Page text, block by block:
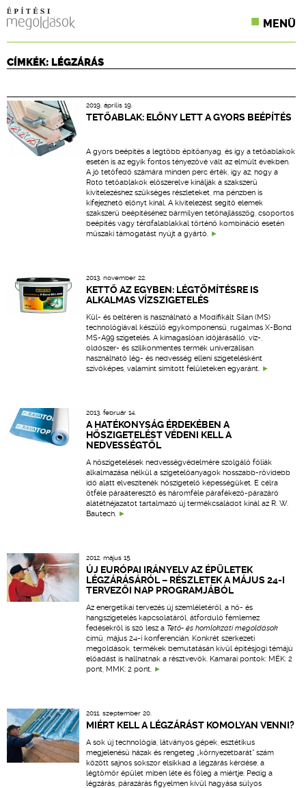
MENÜ
KONFERENCIÁK
CPR TERMÉKKIÍRÁS
ONLINE KÉPZÉSEK
TERVEZÉSI SEGÉDLETEK
CÍMKÉK: LÉGZÁRÁS
2019. április 19.
TETŐABLAK: ELŐNY LETT A GYORS BEÉPÍTÉS
A gyors beépítés a legtöbb építőanyag, és így a tetőablakok
esetén is az egyik fontos tényezővé vált az elmúlt években.
A jó tetőfedő számára minden perc érték, így az, hogy a
Roto tetőablakok előszerelve kínálják a szakszerű
kivitelezéshez szükséges részleteket, ma pénzben is
kifejezhető előnyt kínál. A kivitelezést segítő elemek
szakszerű beépítéséhez bármilyen tetőhajlásszög, csoportos
beépítés vagy térdfalablakkal történő kombináció esetén
műszaki támogatást nyújt a gyártó.
2013. november 22.
KETTŐ AZ EGYBEN: LÉGTÖMÍTÉSRE IS
ALKALMAS VÍZSZIGETELÉS
Kül- és beltéren is használható a Modifikált Silan (MS)
technológiával készülő egykomponensű, rugalmas X-Bond
MS-A99 szigetelés. A kimagaslóan időjárásálló, víz-,
oldószer- és szilikonmentes termék univerzálisan
használható lég- és nedvesség elleni szigetelésként
szívóképes, valamint simított felületeken egyaránt.
2013. február 14.
A HATÉKONYSÁG ÉRDEKÉBEN A
HŐSZIGETELÉST VÉDENI KELL A
NEDVESSÉGTŐL
A hőszigetelések nedvességvédelmére szolgáló fóliák
alkalmazása nélkül a szigetelőanyagok hosszabb-rövidebb
idő alatt elveszítenék hőszigetelő képességüket. E célra
ötféle páraáteresztő és háromféle párafékező-párazáró
alátéthéjazatot tartalmazó új termékcsaládot kínál az R. W.
Bautech.
2012. május 15.
ÚJ EURÓPAI IRÁNYELV AZ ÉPÜLETEK
LÉGZÁRÁSÁRÓL – RÉSZLETEK A MÁJUS 24-I
TERVEZŐI NAP PROGRAMJÁBÓL
Az energetikai tervezés új szemléletéről, a hő- és
hangszigetelés kapcsolatáról, átforduló fémlemez
fedésekről is szó lesz a Tető- és homlokzati megoldások
című, május 24-i konferencián. Konkrét szerkezeti
megoldások, termékek bemutatásán kívül építésjogi témájú
előadást is hallhatnak a résztvevők. Kamarai pontok: MÉK: 2
pont, MMK: 2 pont.
2011. szeptember 20.
MIÉRT KELL A LÉGZÁRÁST KOMOLYAN VENNI?
A sok új technológia, látványos gépek, esztétikus
megjelenésű házak és rengeteg „környezetbarát” szám
között sajnos sokszor elsikkad a légzárás kérdése, a
légtömör épület miben léte és főleg a miértje. Pedig a
légzárás, párazárás figyelmen kívül hagyása súlyos